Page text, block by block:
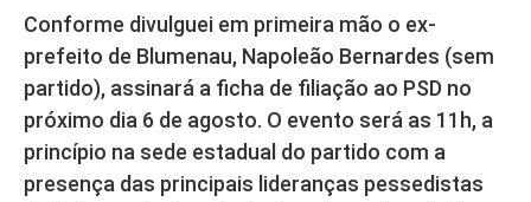
Conforme divulguei em primeira mão o ex-
prefeito de Blumenau, Napoleão Bernardes (sem
partido), assinará a ficha de filiação ao PSD no
próximo dia 6 de agosto. O evento será as 11h, a
princípio na sede estadual do partido com a
presença das principais lideranças pessedistas